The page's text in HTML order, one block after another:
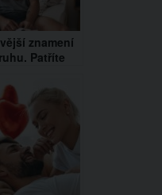
znamení
Patříte